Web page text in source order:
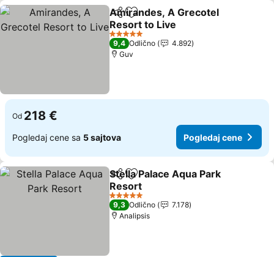
Deli Dodati u favorite
Amirandes, A Grecotel
Resort to Live
5 Zvezdice
9,4 Odlično
4.892
Guv
Od 218 €
Pogledaj cene sa 5 sajtova Pogledaj cene
Deli Dodati u favorite
Stella Palace Aqua Park
Resort
5 Zvezdice
9,3 Odlično
7.178
Analipsis